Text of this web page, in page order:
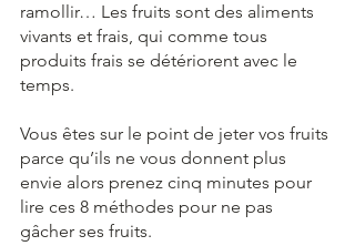
ramollir… Les fruits sont des aliments
vivants et frais, qui comme tous
produits frais se détériorent avec le
temps.
Vous êtes sur le point de jeter vos fruits
parce qu’ils ne vous donnent plus
envie alors prenez cinq minutes pour
lire ces 8 méthodes pour ne pas
gâcher ses fruits.